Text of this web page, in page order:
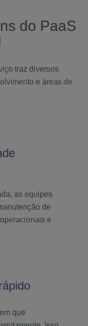
do PaaS
traz diversos
e áreas de
as equipes
de
e
que